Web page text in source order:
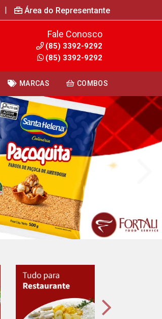
| Área do Representante
Fale Conosco
(85) 3392-9292
(85) 3392-9292
MARCAS COMBOS